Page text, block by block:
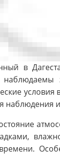
в
наблюдения